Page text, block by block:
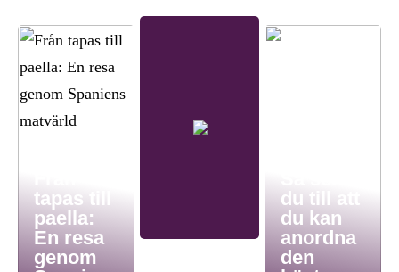
tapas till
paella:
En resa
genom
du till att
du kan
anordna
den